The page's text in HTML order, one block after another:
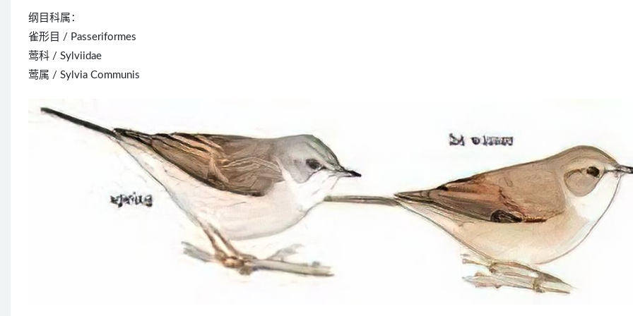
纲目科属：
雀形目 / Passeriformes
莺科 / Sylviidae
莺属 / Sylvia Communis